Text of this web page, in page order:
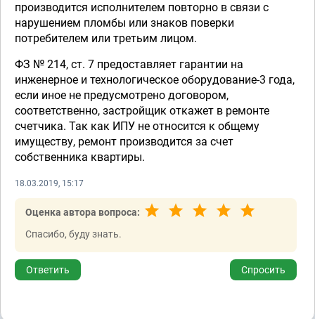
производится исполнителем повторно в связи с
нарушением пломбы или знаков поверки
потребителем или третьим лицом.
ФЗ № 214, ст. 7 предоставляет гарантии на
инженерное и технологическое оборудование-3 года,
если иное не предусмотрено договором,
соответственно, застройщик откажет в ремонте
счетчика. Так как ИПУ не относится к общему
имуществу, ремонт производится за счет
собственника квартиры.
18.03.2019, 15:17
Оценка автора вопроса:
Спасибо, буду знать.
Ответить Спросить